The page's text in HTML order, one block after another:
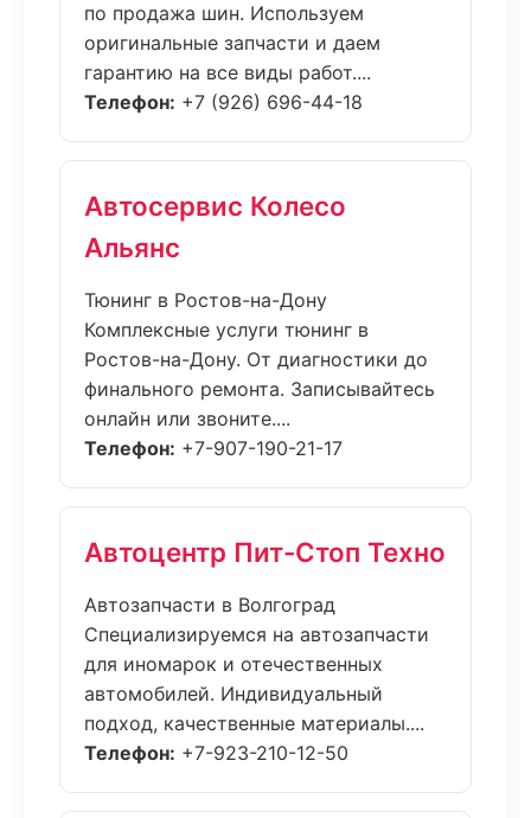
по продажа шин. Используем
оригинальные запчасти и даем
гарантию на все виды работ....
Телефон: +7 (926) 696-44-18
Автосервис Колесо
Альянс
Тюнинг в Ростов-на-Дону
Комплексные услуги тюнинг в
Ростов-на-Дону. От диагностики до
финального ремонта. Записывайтесь
онлайн или звоните....
Телефон: +7-907-190-21-17
Автоцентр Пит-Стоп Техно
Автозапчасти в Волгоград
Специализируемся на автозапчасти
для иномарок и отечественных
автомобилей. Индивидуальный
подход, качественные материалы....
Телефон: +7-923-210-12-50